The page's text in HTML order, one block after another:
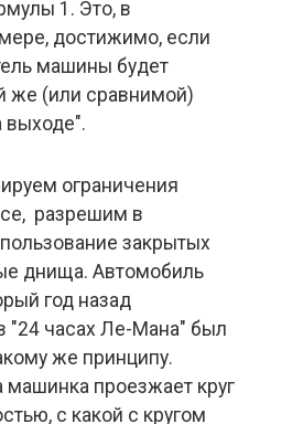
1. Это, в
достижимо, если
машины будет
же (или сравнимой)
ограничения
разрешим в
закрытых
днища. Автомобиль
год назад
"24 часах Ле-Мана" был
же принципу.
машинка проезжает круг
с какой с кругом